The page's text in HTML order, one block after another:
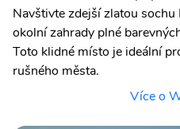
Navštivte zdejší zlatou
okolní zahrady plné
Toto klidné místo je ideální
rušného města.
Více o